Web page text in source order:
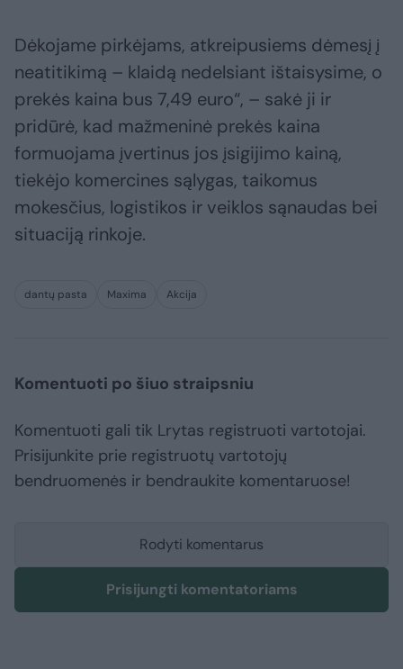
Dėkojame pirkėjams, atkreipusiems dėmesį į
neatitikimą – klaidą nedelsiant ištaisysime, o
prekės kaina bus 7,49 euro“, – sakė ji ir
pridūrė, kad mažmeninė prekės kaina
formuojama įvertinus jos įsigijimo kainą,
tiekėjo komercines sąlygas, taikomus
mokesčius, logistikos ir veiklos sąnaudas bei
situaciją rinkoje.
dantų pasta Maxima Akcija
Komentuoti po šiuo straipsniu
Komentuoti gali tik Lrytas registruoti vartotojai.
Prisijunkite prie registruotų vartotojų
bendruomenės ir bendraukite komentaruose!
Rodyti komentarus
Prisijungti komentatoriams